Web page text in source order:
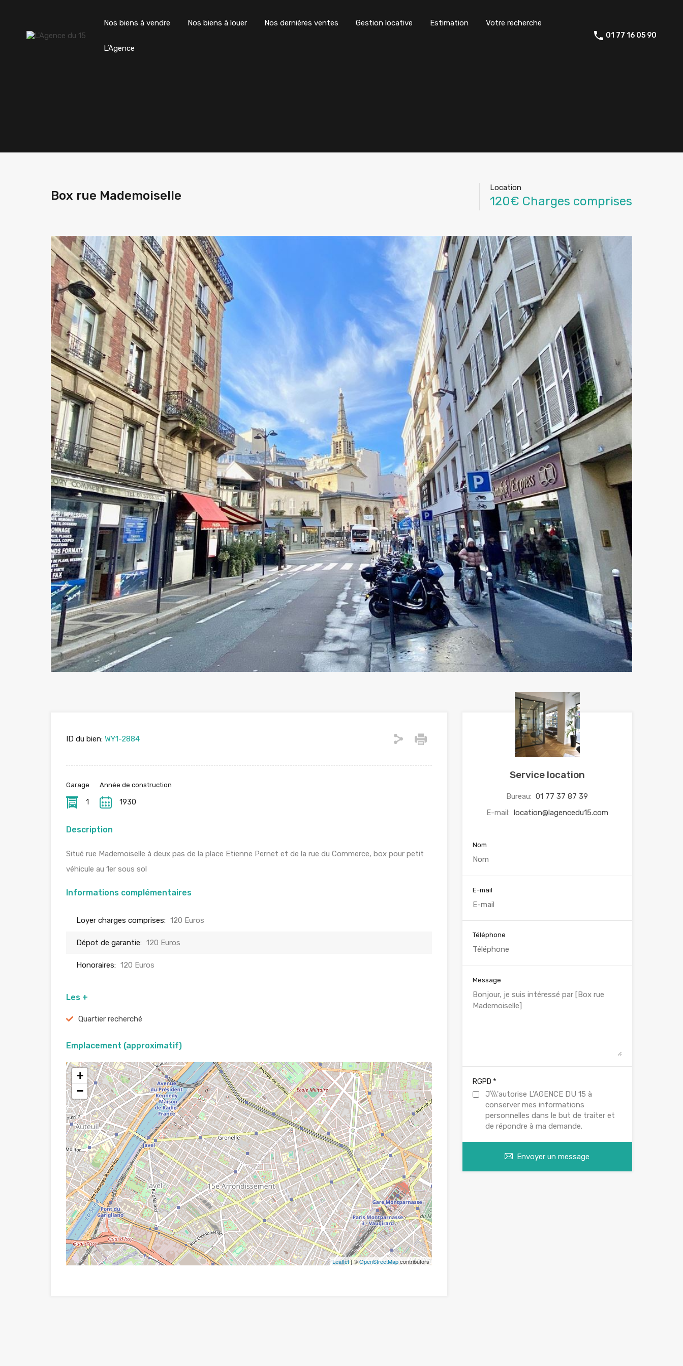
Nos biens à vendre Nos biens à louer Nos dernières ventes Gestion locative Estimation Votre recherche
L’Agence
01 77 16 05 90
Box rue Mademoiselle
Location
120€ Charges comprises
ID du bien: WY1-2884
Garage
1
Année de construction
1930
Description
Situé rue Mademoiselle à deux pas de la place Etienne Pernet et de la rue du Commerce, box pour petit
véhicule au 1er sous sol
Informations complémentaires
Loyer charges comprises: 120 Euros
Dépot de garantie: 120 Euros
Honoraires: 120 Euros
Les +
Quartier recherché
Emplacement (approximatif)
+
−
Leaflet| ©OpenStreetMapcontributors
Service location
Bureau: 01 77 37 87 39
E-mail: location@lagencedu15.com
Nom
E-mail
Téléphone
Message
RGPD *
J\\\'autorise L’AGENCE DU 15 à
conserver mes informations
personnelles dans le but de traiter et
de répondre à ma demande.
Envoyer un message